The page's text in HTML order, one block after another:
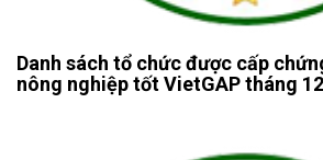
Danh sách tổ chức được cấp
nông nghiệp tốt VietGAP tháng